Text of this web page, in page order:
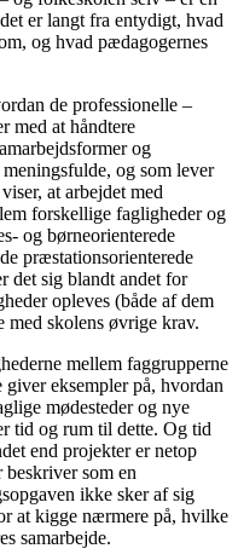
er langt fra entydigt, hvad
og hvad pædagogernes
de professionelle –
med at håndtere
og
og som lever
at arbejdet med
forskellige fagligheder og
og børneorienterede
præstationsorienterede
det sig blandt andet for
opleves (både af dem
skolens øvrige krav.
mellem faggrupperne
eksempler på, hvordan
mødesteder og nye
tid og rum til dette. Og tid
end projekter er netop
som en
ikke sker af sig
at kigge nærmere på, hvilke
samarbejde.